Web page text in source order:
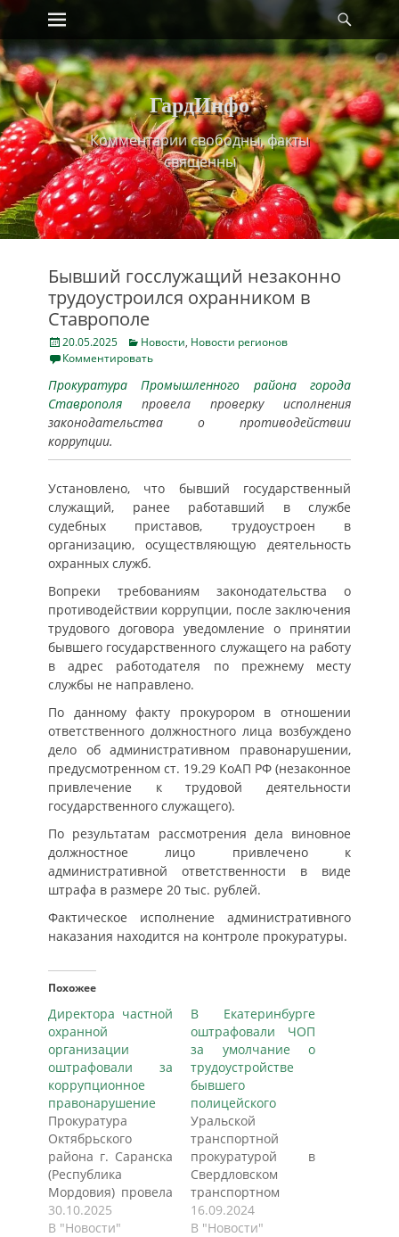
Skip
content
Primary Menu
ГардИнфо
Комментарии свободны, факты
священны
Бывший госслужащий незаконно
трудоустроился охранником в
Ставрополе
Posted
on
20.05.2025 Categories
Новости, Новости регионов
Комментировать
Прокуратура Промышленного района города
Ставрополя провела проверку исполнения
законодательства о противодействии
коррупции.
Установлено, что бывший государственный
служащий, ранее работавший в службе
судебных приставов, трудоустроен в
организацию, осуществляющую деятельность
охранных служб.
Вопреки требованиям законодательства о
противодействии коррупции, после заключения
трудового договора уведомление о принятии
бывшего государственного служащего на работу
в адрес работодателя по прежнему месту
службы не направлено.
По данному факту прокурором в отношении
ответственного должностного лица возбуждено
дело об административном правонарушении,
предусмотренном ст. 19.29 КоАП РФ (незаконное
привлечение к трудовой деятельности
государственного служащего).
По результатам рассмотрения дела виновное
должностное лицо привлечено к
административной ответственности в виде
штрафа в размере 20 тыс. рублей.
Фактическое исполнение административного
наказания находится на контроле прокуратуры.
Похожее
Директора частной
охранной
организации
оштрафовали за
коррупционное
правонарушение
Прокуратура
Октябрьского
района г. Саранска
(Республика
Мордовия) провела
проверку
исполнения
30.10.2025
В "Новости"
В Екатеринбурге
оштрафовали ЧОП
за умолчание о
трудоустройстве
бывшего
полицейского
Уральской
транспортной
прокуратурой в
Свердловском
транспортном
районе проведена
проверка
16.09.2024
В "Новости"